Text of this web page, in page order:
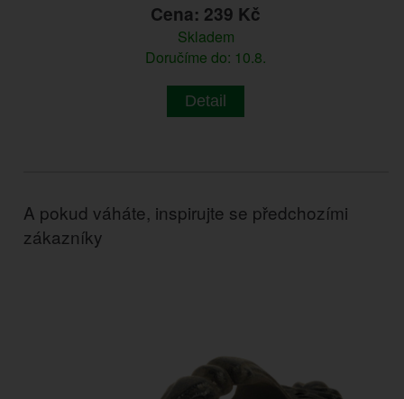
Cena: 239 Kč
Skladem
Doručíme do: 10.8.
Detail
A pokud váháte, inspirujte se předchozími
zákazníky